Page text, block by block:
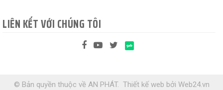
LIÊN KẾT VỚI CHÚNG TÔI
© Bản quyền thuộc về AN PHÁT. Thiết kế web bởi Web24.vn